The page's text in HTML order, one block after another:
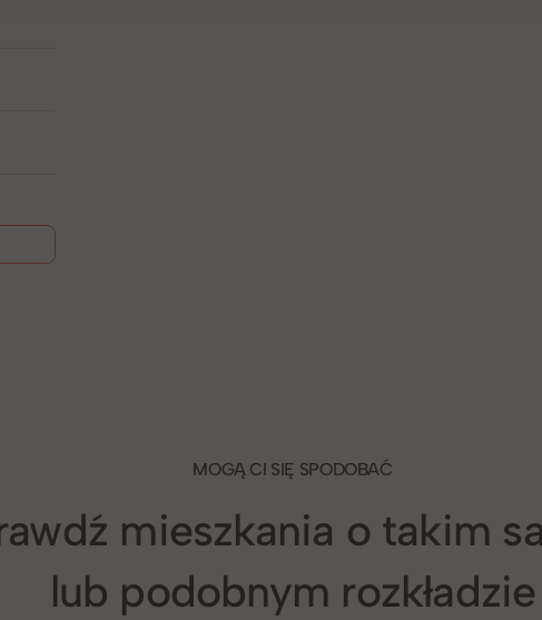
MOGĄ CI SIĘ SPODOBAĆ
mieszkania o takim
lub podobnym rozkładzie